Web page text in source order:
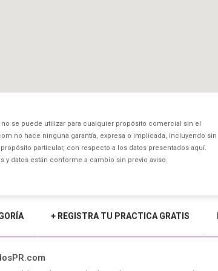
se puede utilizar para cualquier propósito comercial sin el
no hace ninguna garantía, expresa o implicada, incluyendo sin
particular, con respecto a los datos presentados aquí.
datos están conforme a cambio sin previo aviso.
+ REGISTRA TU PRACTICA GRATIS